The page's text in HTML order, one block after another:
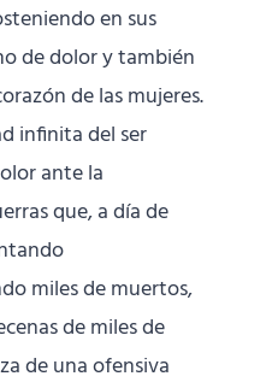
en sus
de dolor y también
de las mujeres.
infinita del ser
ante la
que, a día de
miles de muertos,
de miles de
de una ofensiva